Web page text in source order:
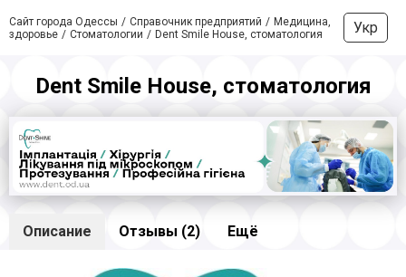
Сайт города Одессы Справочник предприятий
Медицина,
здоровье
Стоматологии Dent Smile House, стоматология Укр
Dent Smile House, стоматология
Описание Отзывы (2) Ещё